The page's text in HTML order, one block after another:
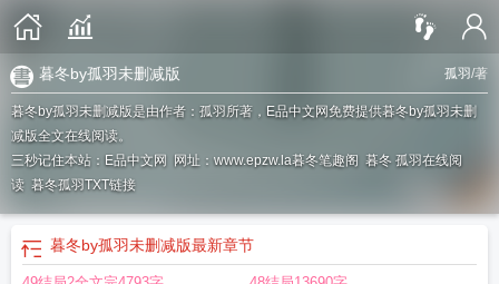
孤羽/著
暮冬by孤羽未删减版
暮冬by孤羽未删减版是由作者：孤羽所著，E品中文网免费提供暮冬by孤羽未删
减版全文在线阅读。
三秒记住本站：E品中文网 网址：www.epzw.la暮冬笔趣阁 暮冬 孤羽在线阅
读 暮冬孤羽TXT链接
暮冬by孤羽未删减版最新章节